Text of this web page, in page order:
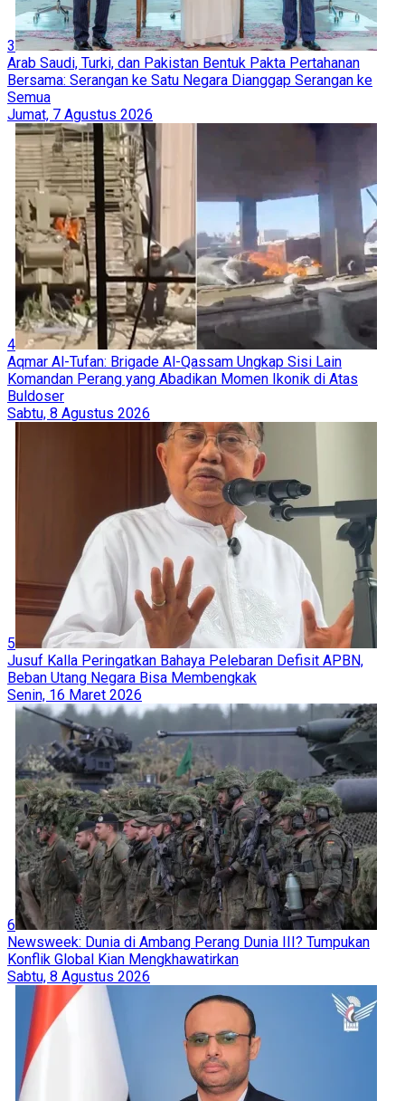
3
Arab Saudi, Turki, dan Pakistan Bentuk Pakta Pertahanan
Bersama: Serangan ke Satu Negara Dianggap Serangan ke
Semua
Jumat, 7 Agustus 2026
4
Aqmar Al-Tufan: Brigade Al-Qassam Ungkap Sisi Lain
Komandan Perang yang Abadikan Momen Ikonik di Atas
Buldoser
Sabtu, 8 Agustus 2026
5
Jusuf Kalla Peringatkan Bahaya Pelebaran Defisit APBN,
Beban Utang Negara Bisa Membengkak
Senin, 16 Maret 2026
6
Newsweek: Dunia di Ambang Perang Dunia III? Tumpukan
Konflik Global Kian Mengkhawatirkan
Sabtu, 8 Agustus 2026